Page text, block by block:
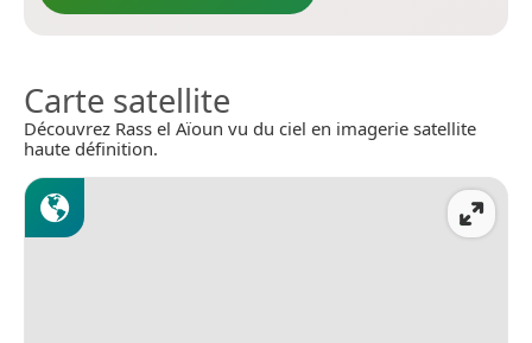
Carte satellite
Découvrez Rass el Aïoun vu du ciel en imagerie satellite
haute définition.